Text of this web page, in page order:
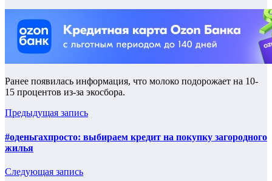
Ранее появилась информация, что молоко подорожает на 10-
15 процентов из-за экосбора.
Предыдущая запись
#оденьгахпросто: выбираем кредит на покупку загородного
жилья
Следующая запись